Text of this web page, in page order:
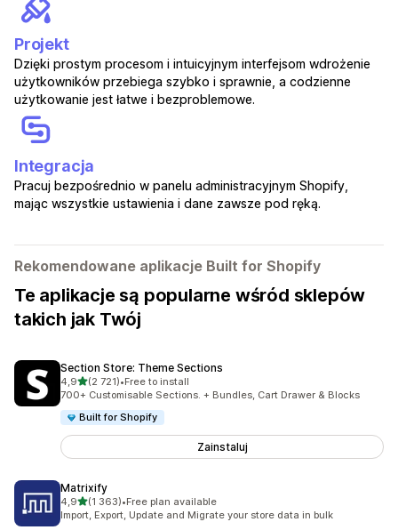
Projekt
Dzięki prostym procesom i intuicyjnym interfejsom wdrożenie
użytkowników przebiega szybko i sprawnie, a codzienne
użytkowanie jest łatwe i bezproblemowe.
Integracja
Pracuj bezpośrednio w panelu administracyjnym Shopify,
mając wszystkie ustawienia i dane zawsze pod ręką.
Rekomendowane aplikacje Built for Shopify
Te aplikacje są popularne wśród sklepów
takich jak Twój
Section Store: Theme Sections
4,9na 5 gwiazdek
(2 721)
Łączna liczba recenzji: 2721
•Free to install
700+ Customisable Sections. + Bundles, Cart Drawer & Blocks
Built for Shopify
Zainstaluj
Matrixify
4,9na 5 gwiazdek
(1 363)
Łączna liczba recenzji: 1363
•Free plan available
Import, Export, Update and Migrate your store data in bulk